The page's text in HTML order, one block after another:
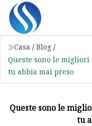
Casa / Blog /
Queste sono le
tu abbia mai preso
Queste sono le
tu